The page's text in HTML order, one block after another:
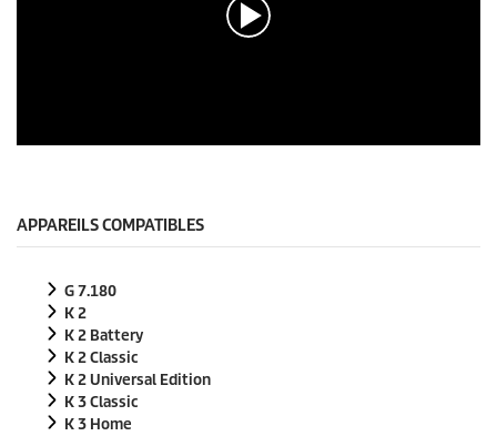
o
n
APPAREILS COMPATIBLES
G 7.180
K 2
K 2 Battery
K 2 Classic
K 2 Universal Edition
K 3 Classic
K 3 Home